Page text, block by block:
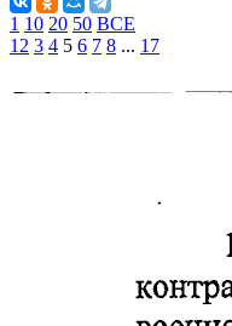
1 10 20 50 ВСЕ
1 2 3 4 5 6 7 8 ... 17